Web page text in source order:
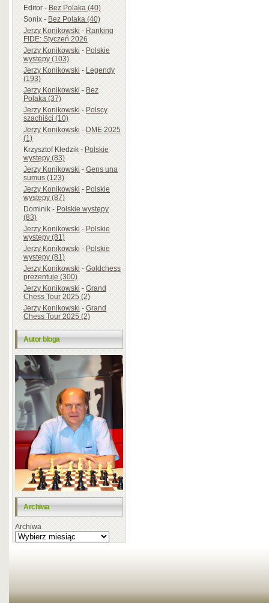
Editor-Bez Polaka (40)
Sonix-Bez Polaka (40)
Jerzy Konikowski-Ranking
FIDE: Styczeń 2026
Jerzy Konikowski-Polskie
występy (103)
Jerzy Konikowski-Legendy
(193)
Jerzy Konikowski-Bez
Polaka (37)
Jerzy Konikowski-Polscy
szachiści (10)
Jerzy Konikowski-DME 2025
(1)
Krzysztof Kledzik-Polskie
występy (83)
Jerzy Konikowski-Gens una
sumus (123)
Jerzy Konikowski-Polskie
występy (87)
Dominik-Polskie występy
(83)
Jerzy Konikowski-Polskie
występy (81)
Jerzy Konikowski-Polskie
występy (81)
Jerzy Konikowski-Goldchess
prezentuje (300)
Jerzy Konikowski-Grand
Chess Tour 2025 (2)
Jerzy Konikowski-Grand
Chess Tour 2025 (2)
Autor bloga
Archiwa
Archiwa